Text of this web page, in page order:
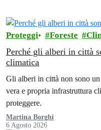
Proteggi Foreste
Perché gli alberi in città
climatica
Gli alberi in città non sono
vera e propria infrastruttura
proteggere.
Martina Borghi
6 Agosto 2026